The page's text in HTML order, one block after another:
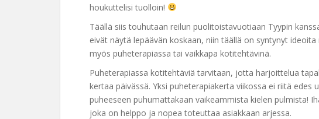
houkuttelisi tuolloin!
Täällä siis touhutaan reilun puolitoistavuotiaan Tyypin
eivät näytä lepäävän koskaan, niin täällä on syntynyt
myös puheterapiassa tai vaikkapa kotitehtävinä.
Puheterapiassa kotitehtäviä tarvitaan, jotta harjoittelua
kertaa päivässä. Yksi puheterapiakerta viikossa ei riitä edes
puheeseen puhumattakaan vaikeammista kielen pulmista!
joka on helppo ja nopea toteuttaa asiakkaan arjessa.